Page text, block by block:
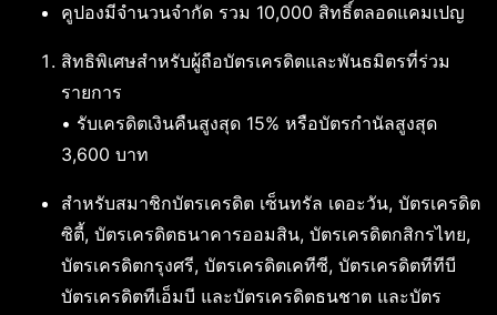
คูปองมีจำนวนจำกัด รวม 10,000 สิทธิ์ตลอดแคมเปญ
สิทธิพิเศษสำหรับผู้ถือบัตรเครดิตและพันธมิตรที่ร่วม
รายการ
• รับเครดิตเงินคืนสูงสุด 15% หรือบัตรกำนัลสูงสุด
3,600 บาท
สำหรับสมาชิกบัตรเครดิต เซ็นทรัล เดอะวัน, บัตรเครดิต
ซิตี้, บัตรเครดิตธนาคารออมสิน, บัตรเครดิตกสิกรไทย,
บัตรเครดิตกรุงศรี, บัตรเครดิตเคทีซี, บัตรเครดิตทีทีบี
บัตรเครดิตทีเอ็มบี และบัตรเครดิตธนชาต และบัตร